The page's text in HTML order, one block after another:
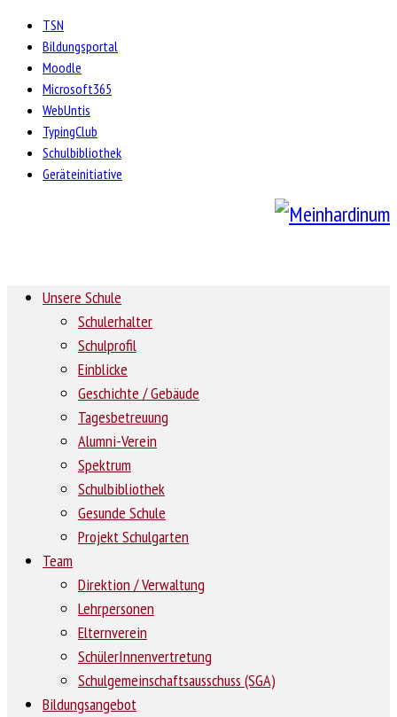
TSN
Bildungsportal
Moodle
Microsoft365
WebUntis
TypingClub
Schulbibliothek
Geräteinitiative
Unsere Schule
Schulerhalter
Schulprofil
Einblicke
Geschichte / Gebäude
Tagesbetreuung
Alumni-Verein
Spektrum
Schulbibliothek
Gesunde Schule
Projekt Schulgarten
Team
Direktion / Verwaltung
Lehrpersonen
Elternverein
SchülerInnenvertretung
Schulgemeinschaftsausschuss (SGA)
Bildungsangebot